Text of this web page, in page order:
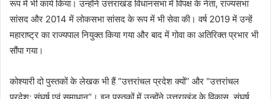
रूप में भी कार्य किया। उन्होंने उत्तराखंड विधानसभा में विपक्ष के नेता, राज्यसभा
सांसद और 2014 में लोकसभा सांसद के रूप में भी सेवा की। वर्ष 2019 में उन्हें
महाराष्ट्र का राज्यपाल नियुक्त किया गया और बाद में गोवा का अतिरिक्त प्रभार भी
सौंपा गया।
कोश्यारी दो पुस्तकों के लेखक भी हैं “उत्तरांचल प्रदेश क्यों” और “उत्तरांचल
प्रदेश: संघर्ष एवं समाधान”। इन पुस्तकों में उन्होंने उत्तराखंड के विकास, संघर्ष